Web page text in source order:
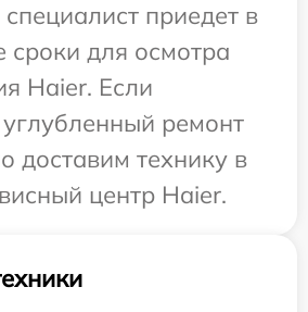
приедет в
сроки для осмотра
Haier. Если
углубленный ремонт
доставим технику в
центр Haier.